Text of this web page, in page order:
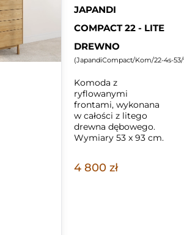
JAPANDI
COMPACT 22 - LITE
DREWNO
(JapandiCompact/Kom/22-4s-
Komoda z
ryflowanymi
frontami, wykonana
w całości z litego
drewna dębowego.
Wymiary 53 x 93 cm.
4 800 zł